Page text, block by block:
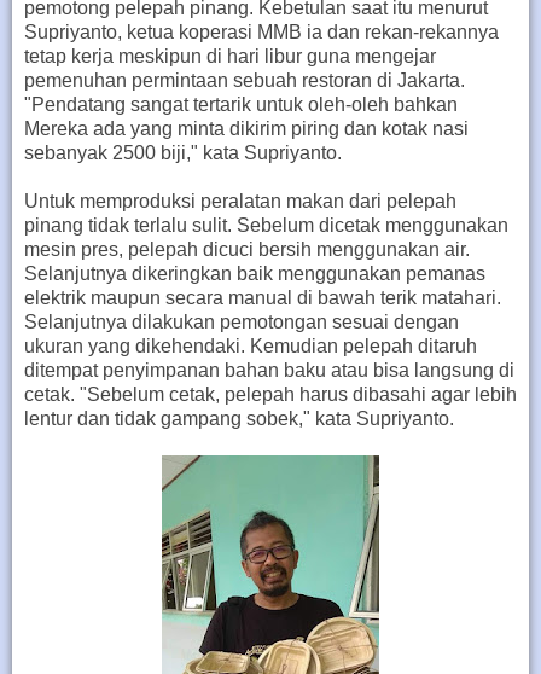
pemotong pelepah pinang. Kebetulan saat itu menurut
Supriyanto, ketua koperasi MMB ia dan rekan-rekannya
tetap kerja meskipun di hari libur guna mengejar
pemenuhan permintaan sebuah restoran di Jakarta.
"Pendatang sangat tertarik untuk oleh-oleh bahkan
Mereka ada yang minta dikirim piring dan kotak nasi
sebanyak 2500 biji," kata Supriyanto.
Untuk memproduksi peralatan makan dari pelepah
pinang tidak terlalu sulit. Sebelum dicetak menggunakan
mesin pres, pelepah dicuci bersih menggunakan air.
Selanjutnya dikeringkan baik menggunakan pemanas
elektrik maupun secara manual di bawah terik matahari.
Selanjutnya dilakukan pemotongan sesuai dengan
ukuran yang dikehendaki. Kemudian pelepah ditaruh
ditempat penyimpanan bahan baku atau bisa langsung di
cetak. "Sebelum cetak, pelepah harus dibasahi agar lebih
lentur dan tidak gampang sobek," kata Supriyanto.